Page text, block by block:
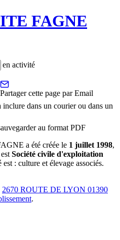
FAGNE
en activité
Partager cette page par Email
dans un courier ou dans un
au format PDF
a été créée le 1 juillet 1998,
Société civile d'exploitation
est : culture et élevage associés.
2670 ROUTE DE LYON 01390
.